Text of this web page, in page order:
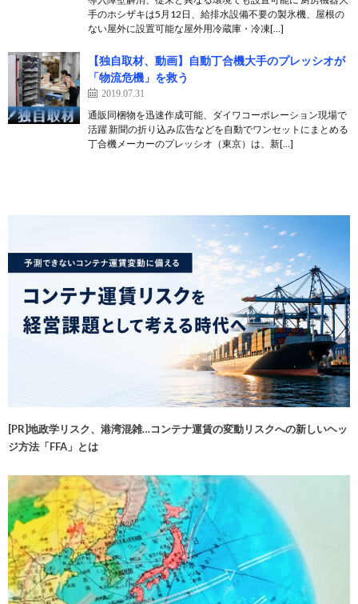
手のホシザキは5月12日、給排水設備不要の製氷機、屋根の
ない屋外に設置可能な屋外用冷蔵庫・冷凍[…]
【独自取材、動画】自動丁合機大手のプレッシオが
「物流危機」を救う
2019.07.31
通販同梱物を迅速作成可能、ダイワコーポレーション現場で
活躍 新聞の折り込み広告などを自動でワンセットにまとめる
丁合機メーカーのプレッシオ（東京）は、新[…]
[PR]地政学リスク、港湾混雑…コンテナ運賃の変動リスクへの新しいヘッ
ジ方法「FFA」とは